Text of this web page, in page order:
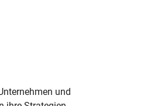
und